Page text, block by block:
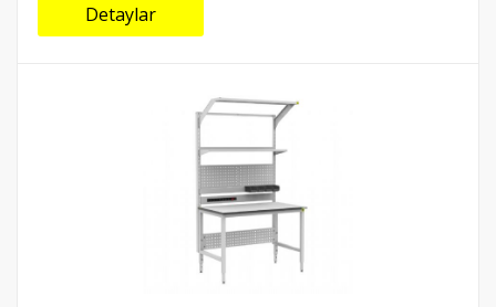
Detaylar